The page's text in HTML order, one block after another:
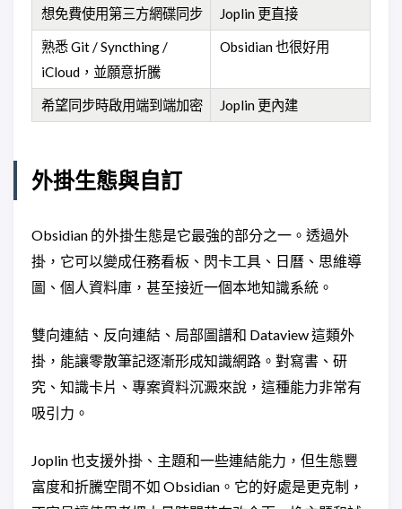
想免費使用第三方網碟同步 Joplin 更直接
熟悉 Git / Syncthing /
iCloud，並願意折騰
Obsidian 也很好用
希望同步時啟用端到端加密 Joplin 更內建
外掛生態與自訂
Obsidian 的外掛生態是它最強的部分之一。透過外
掛，它可以變成任務看板、閃卡工具、日曆、思維導
圖、個人資料庫，甚至接近一個本地知識系統。
雙向連結、反向連結、局部圖譜和 Dataview 這類外
掛，能讓零散筆記逐漸形成知識網路。對寫書、研
究、知識卡片、專案資料沉澱來說，這種能力非常有
吸引力。
Joplin 也支援外掛、主題和一些連結能力，但生態豐
富度和折騰空間不如 Obsidian。它的好處是更克制，